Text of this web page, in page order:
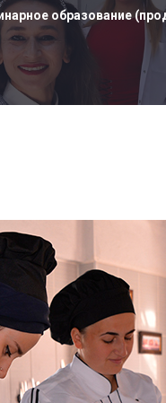
образование